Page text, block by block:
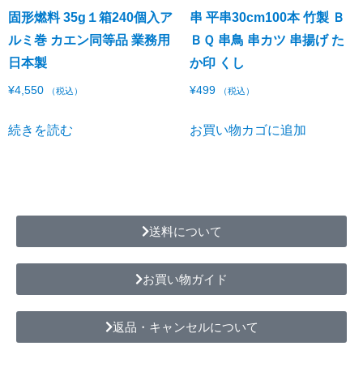
固形燃料 35g１箱240個入ア
ルミ巻 カエン同等品 業務用
日本製
¥4,550 （税込）
続きを読む
串 平串30cm100本 竹製 Ｂ
ＢＱ 串鳥 串カツ 串揚げ た
か印 くし
¥499 （税込）
お買い物カゴに追加
送料について
お買い物ガイド
返品・キャンセルについて